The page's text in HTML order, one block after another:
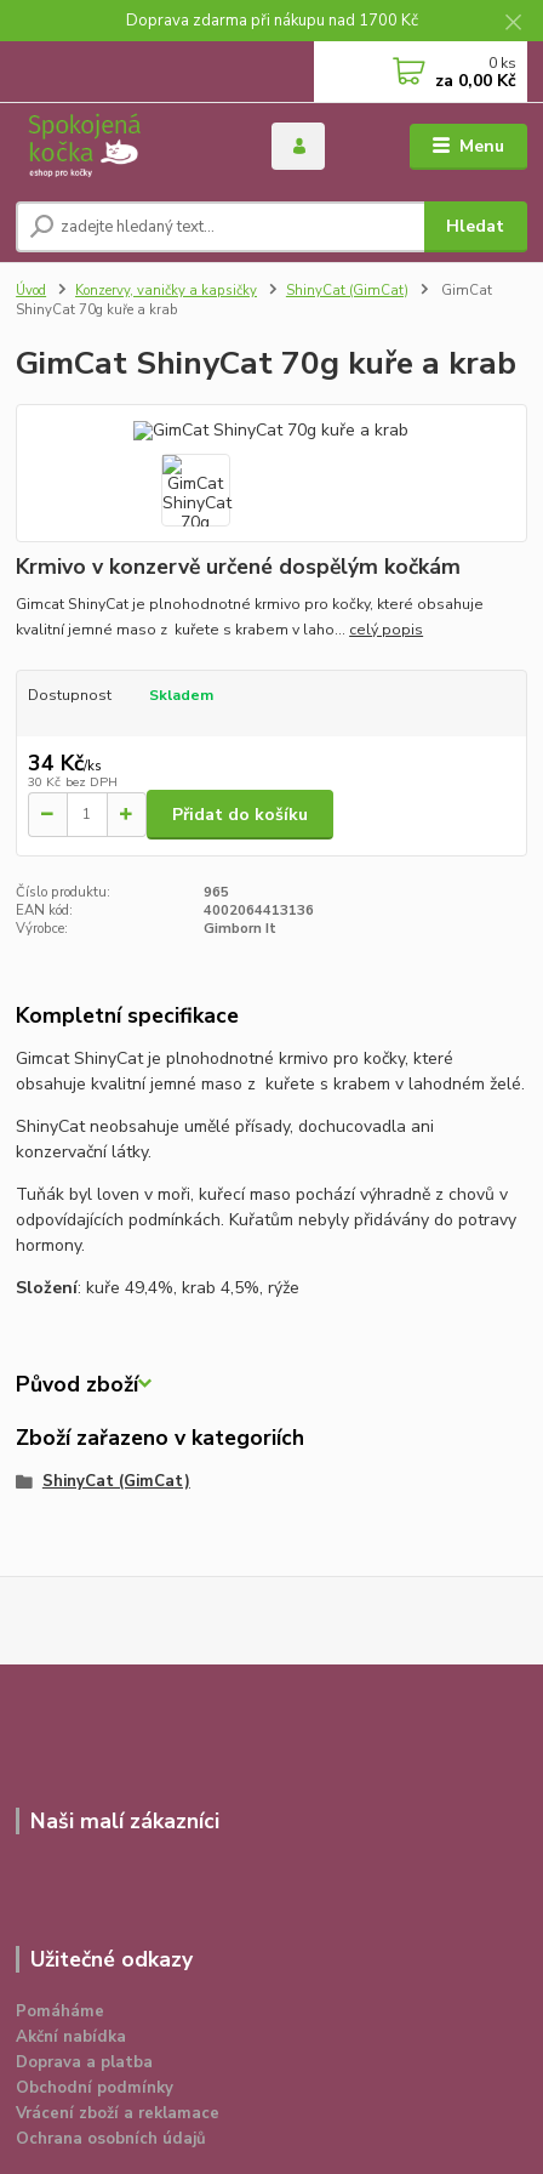
Doprava zdarma při nákupu nad 1700 Kč
Menu
Hledat
0 ks
za 0,00 Kč
Úvod Konzervy, vaničky a kapsičky ShinyCat (GimCat)
GimCat
ShinyCat 70g kuře a krab
GimCat ShinyCat 70g kuře a krab
Krmivo v konzervě určené dospělým kočkám
Gimcat ShinyCat je plnohodnotné krmivo pro kočky, které obsahuje
kvalitní jemné maso z kuřete s krabem v laho... celý popis
Dostupnost Skladem
34 Kč/ks
30 Kč bez DPH
Přidat do košíku
Číslo produktu:
965
EAN kód:
4002064413136
Výrobce:
Gimborn It
Kompletní specifikace
Gimcat ShinyCat je plnohodnotné krmivo pro kočky, které
obsahuje kvalitní jemné maso z kuřete s krabem v lahodném želé.
ShinyCat neobsahuje umělé přísady, dochucovadla ani
konzervační látky.
Tuňák byl loven v moři, kuřecí maso pochází výhradně z chovů v
odpovídajících podmínkách. Kuřatům nebyly přidávány do potravy
hormony.
Složení: kuře 49,4%, krab 4,5%, rýže
Původ zboží
Zboží zařazeno v kategoriích
ShinyCat (GimCat)
Naši malí zákazníci
Užitečné odkazy
Pomáháme
Akční nabídka
Doprava a platba
Obchodní podmínky
Vrácení zboží a reklamace
Ochrana osobních údajů